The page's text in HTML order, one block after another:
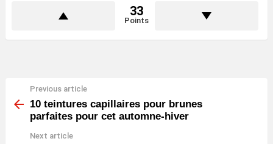
33
Points
more
Previous article
10 teintures capillaires pour brunes
parfaites pour cet automne-hiver
Next article